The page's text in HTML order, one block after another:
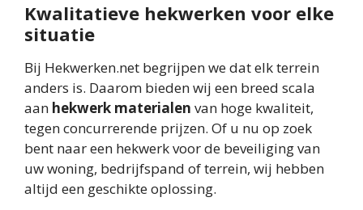
Kwalitatieve hekwerken voor elke
situatie
Bij Hekwerken.net begrijpen we dat elk terrein
anders is. Daarom bieden wij een breed scala
aan hekwerk materialen van hoge kwaliteit,
tegen concurrerende prijzen. Of u nu op zoek
bent naar een hekwerk voor de beveiliging van
uw woning, bedrijfspand of terrein, wij hebben
altijd een geschikte oplossing.